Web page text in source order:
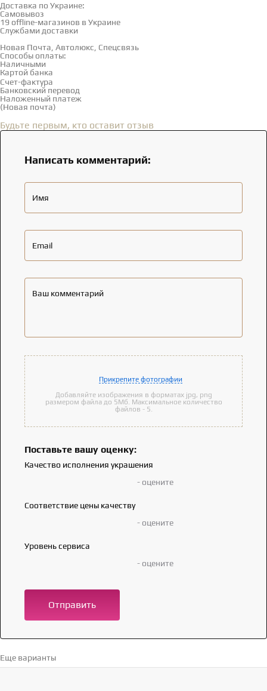
Доставка по Украине:
Самовывоз
19 offline-магазинов в Украине
Службами доставки
Новая Почта, Автолюкс, Спецсвязь
Способы оплаты:
Наличными
Картой банка
Счет-фактура
Банковский перевод
Наложенный платеж
(Новая почта)
Будьте первым, кто оставит отзыв
Написать комментарий:
Имя
Email
Ваш комментарий
Прикрепите фотографии
Добавляйте изображения в форматах jpg, png
размером файла до 5Мб. Максимальное количество
файлов - 5.
Поставьте вашу оценку:
Качество исполнения украшения
- оцените
Соответствие цены качеству
- оцените
Уровень сервиса
- оцените
Отправить
Еще варианты